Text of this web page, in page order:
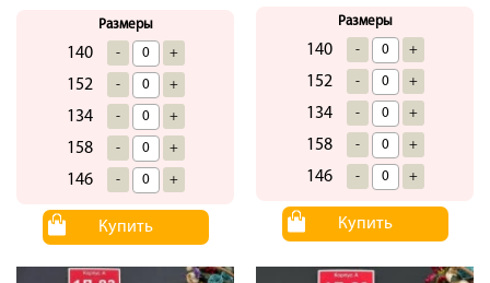
Размеры
140 - +
152 - +
134 - +
158 - +
146 - +
Купить
Размеры
140 - +
152 - +
134 - +
158 - +
146 - +
Купить